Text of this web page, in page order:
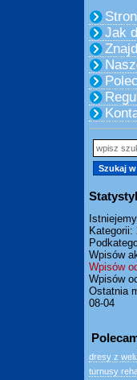
Jak
Kategorii:
Wpisów
Wpisów
Wpisów
Ostatnia
08-04
dresy z
turnusy